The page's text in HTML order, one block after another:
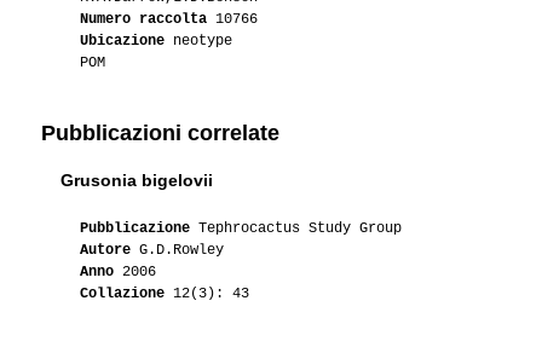
Numero raccolta 10766
Ubicazione neotype
POM
Pubblicazioni correlate
Grusonia bigelovii
Pubblicazione Tephrocactus Study Group
Autore G.D.Rowley
Anno 2006
Collazione 12(3): 43